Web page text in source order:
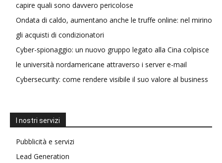
capire quali sono davvero pericolose
Ondata di caldo, aumentano anche le truffe online: nel mirino
gli acquisti di condizionatori
Cyber-spionaggio: un nuovo gruppo legato alla Cina colpisce
le università nordamericane attraverso i server e-mail
Cybersecurity: come rendere visibile il suo valore al business
I nostri servizi
Pubblicità e servizi
Lead Generation